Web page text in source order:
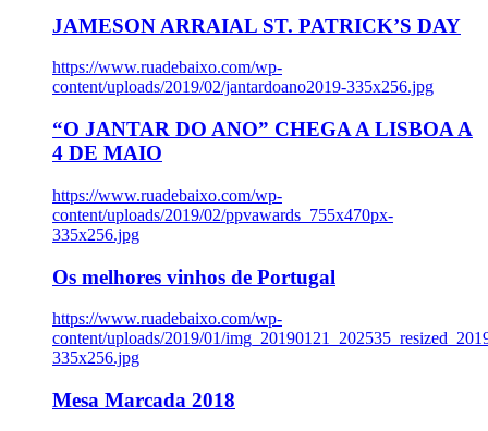
JAMESON ARRAIAL ST. PATRICK’S DAY
https://www.ruadebaixo.com/wp-
content/uploads/2019/02/jantardoano2019-335x256.jpg
“O JANTAR DO ANO” CHEGA A LISBOA A
4 DE MAIO
https://www.ruadebaixo.com/wp-
content/uploads/2019/02/ppvawards_755x470px-
335x256.jpg
Os melhores vinhos de Portugal
https://www.ruadebaixo.com/wp-
content/uploads/2019/01/
335x256.jpg
Mesa Marcada 2018